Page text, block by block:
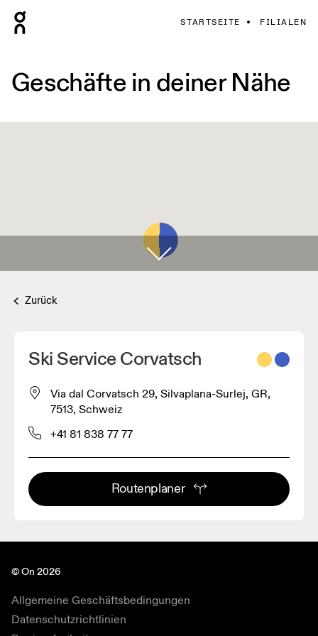
STARTSEITE FILIALEN
Geschäfte in deiner Nähe
Zurück
Ski Service Corvatsch
Via dal Corvatsch 29, Silvaplana-Surlej, GR,
7513, Schweiz
+41 81 838 77 77
Routenplaner
© On 2026
Allgemeine Geschäftsbedingungen
Datenschutzrichtlinien